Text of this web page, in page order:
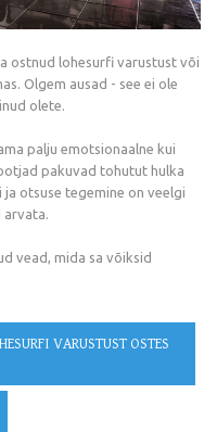
ostnud lohesurfi varustust või
Olgem ausad - see ei ole
olete.
palju emotsionaalne kui
pakuvad tohutut hulka
otsuse tegemine on veelgi
arvata.
vead, mida sa võiksid
VARUSTUST OSTES